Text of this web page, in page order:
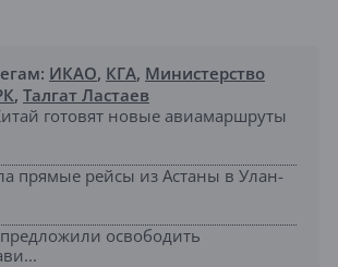
ИКАО, КГА, Министерство
, Талгат Ластаев
готовят новые авиамаршруты
прямые рейсы из Астаны в Улан-
предложили освободить